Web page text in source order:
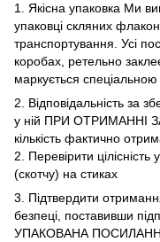
1. Якісна упаковка Ми
упаковці скляних
транспортування. Усі
коробах, ретельно
маркується
2. Відповідальність за
у ній ПРИ ОТРИМАННІ
кількість фактично
2. Перевірити цілісність
(скотчу) на стиках
3. Підтвердити
безпеці, поставивши
УПАКОВАНА